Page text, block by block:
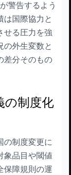
警告するよう
は国際協力と
せる圧力を強
の外生変数と
差分そのもの
の制度化
の制度変更に
象品目や閾値
保障規則の運